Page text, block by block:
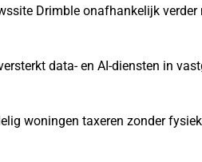
Drimble onafhankelijk verder
data- en AI-diensten in
woningen taxeren zonder